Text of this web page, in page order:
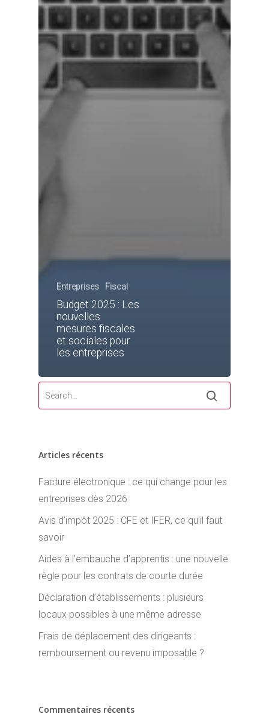
Entreprises Fiscal
Budget 2025 : Les
nouvelles
mesures fiscales
et sociales pour
les entreprises
Articles récents
Facture électronique : ce qui change pour les
entreprises dès 2026
Avis d’impôt 2025 : CFE et IFER, ce qu’il faut
savoir
Aides à l’embauche d’apprentis : une nouvelle
règle pour les contrats de courte durée
Déclaration d’établissements : plusieurs
locaux possibles à une même adresse
Frais de déplacement des dirigeants :
remboursement ou revenu imposable ?
Commentaires récents